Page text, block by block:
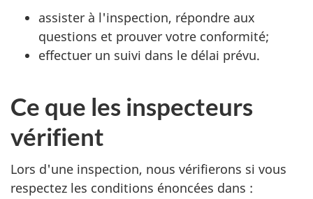
assister à l'inspection, répondre aux
questions et prouver votre conformité;
effectuer un suivi dans le délai prévu.
Ce que les inspecteurs
vérifient
Lors d'une inspection, nous vérifierons si vous
respectez les conditions énoncées dans :